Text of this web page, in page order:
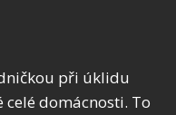
při úklidu
celé domácnosti. To